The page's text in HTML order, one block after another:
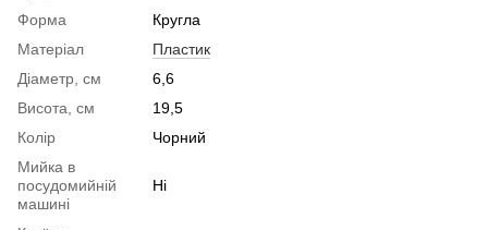
Форма
Кругла
Матеріал
Пластик
Діаметр, см
6,6
Висота, см
19,5
Колір
Чорний
Мийка в
посудомийній
машині
Ні